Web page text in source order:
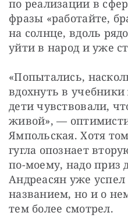
по реализации в
фразы «работайте,
на солнце, вдоль
уйти в народ и уже
«Попытались,
вдохнуть в
дети чувствовали,
живой», —
Ямпольская. Хотя
гугла опознает
по-моему, надо приз
Андреасян уже
названием, но и о
тем более смотрел.